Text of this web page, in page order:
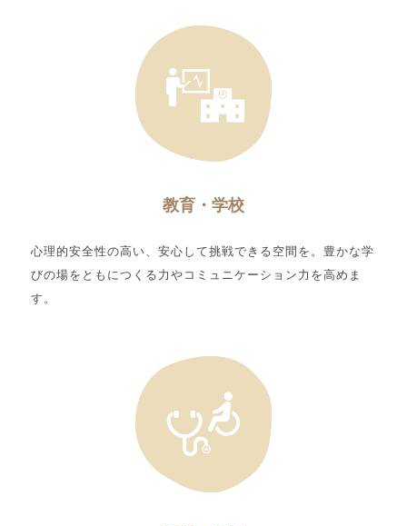
教育・学校
心理的安全性の高い、安心して挑戦できる空間を。豊かな学
びの場をともにつくる力やコミュニケーション力を高めま
す。